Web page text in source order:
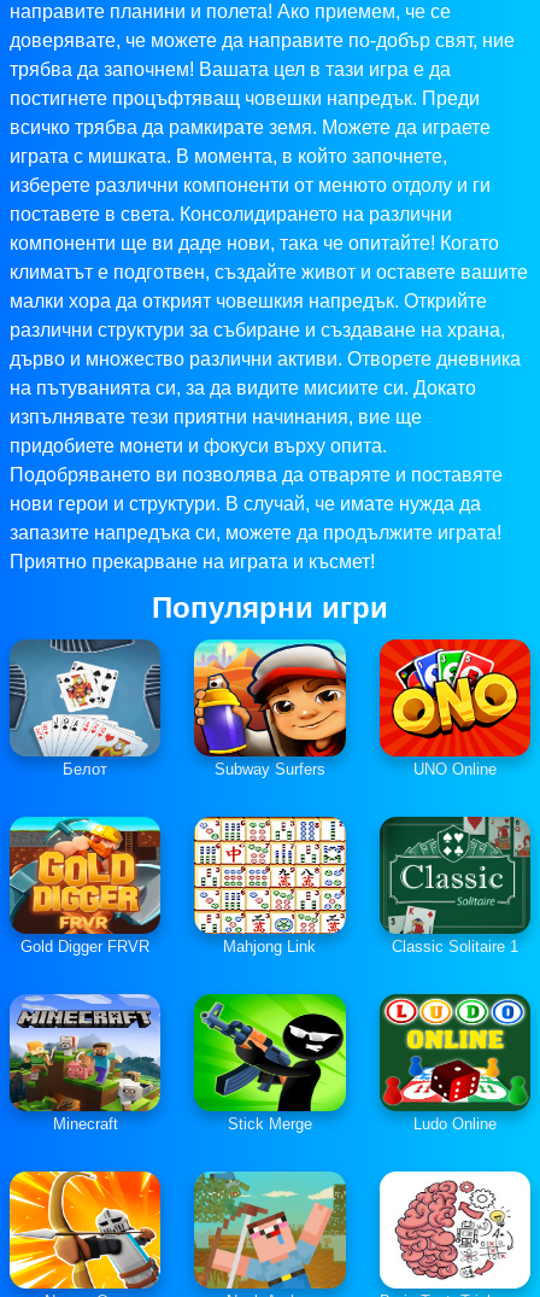
направите планини и полета! Ако приемем, че се
доверявате, че можете да направите по-добър свят, ние
трябва да започнем! Вашата цел в тази игра е да
постигнете процъфтяващ човешки напредък. Преди
всичко трябва да рамкирате земя. Можете да играете
играта с мишката. В момента, в който започнете,
изберете различни компоненти от менюто отдолу и ги
поставете в света. Консолидирането на различни
компоненти ще ви даде нови, така че опитайте! Когато
климатът е подготвен, създайте живот и оставете вашите
малки хора да открият човешкия напредък. Открийте
различни структури за събиране и създаване на храна,
дърво и множество различни активи. Отворете дневника
на пътуванията си, за да видите мисиите си. Докато
изпълнявате тези приятни начинания, вие ще
придобиете монети и фокуси върху опита.
Подобряването ви позволява да отваряте и поставяте
нови герои и структури. В случай, че имате нужда да
запазите напредъка си, можете да продължите играта!
Приятно прекарване на играта и късмет!
Популярни игри
Белот Subway Surfers UNO Online
Gold Digger FRVR Mahjong Link Classic Solitaire 1
Minecraft Stick Merge Ludo Online